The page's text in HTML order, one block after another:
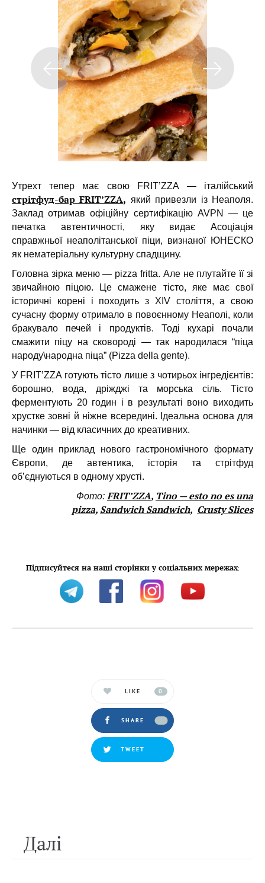
Утрехт тепер має свою FRIT’ZZA — італійський
стрітфуд-бар FRIT’ZZA, який привезли із Неаполя.
Заклад отримав офіційну сертифікацію AVPN — це
печатка автентичності, яку видає Асоціація
справжньої неаполітанської піци, визнаної ЮНЕСКО
як нематеріальну культурну спадщину.
Головна зірка меню — pizza fritta. Але не плутайте її зі
звичайною піцою. Це смажене тісто, яке має свої
історичні корені і походить з XIV століття, а свою
сучасну форму отримало в повоєнному Неаполі, коли
бракувало печей і продуктів. Тоді кухарі почали
смажити піцу на сковороді — так народилася “піца
народу\народна піца” (Pizza della gente).
У FRIT’ZZA готують тісто лише з чотирьох інгредієнтів:
борошно, вода, дріжджі та морська сіль. Тісто
ферментують 20 годин і в результаті воно виходить
хрустке зовні й ніжне всередині. Ідеальна основа для
начинки — від класичних до креативних.
Ще один приклад нового гастрономічного формату
Європи, де автентика, історія та стрітфуд
об’єднуються в одному хрусті.
Фото: FRIT’ZZA, Tino — esto no es una
pizza, Sandwich Sandwich, Crusty Slices
Підписуйтеся на наші сторінки у соціальних мережах:
LIKE 0
SHARE
TWEET
Далi